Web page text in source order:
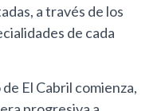
a través de los
de cada
El Cabril comienza,